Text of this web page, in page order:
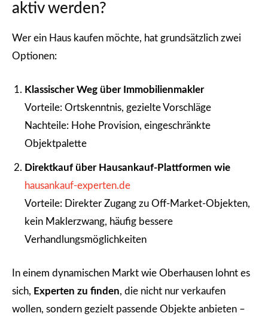
aktiv werden?
Wer ein Haus kaufen möchte, hat grundsätzlich zwei
Optionen:
Klassischer Weg über Immobilienmakler
Vorteile: Ortskenntnis, gezielte Vorschläge
Nachteile: Hohe Provision, eingeschränkte
Objektpalette
Direktkauf über Hausankauf-Plattformen wie
hausankauf-experten.de
Vorteile: Direkter Zugang zu Off-Market-Objekten,
kein Maklerzwang, häufig bessere
Verhandlungsmöglichkeiten
In einem dynamischen Markt wie Oberhausen lohnt es
sich, Experten zu finden, die nicht nur verkaufen
wollen, sondern gezielt passende Objekte anbieten –